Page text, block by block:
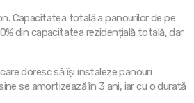
Capacitatea totală a panourilor de pe
din capacitatea rezidențială totală, dar
doresc să își instaleze panouri
se amortizează în 3 ani, iar cu o durată